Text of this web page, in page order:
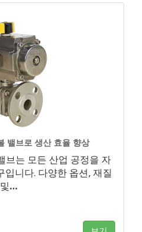
밸브로 생산 효율 향상
브는 모든 산업 공정을 자
니다. 다양한 옵션, 재질
및…